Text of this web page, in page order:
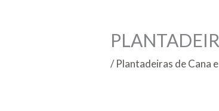
/Plantadeiras de Cana